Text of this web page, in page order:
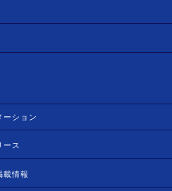
ーション
ース
載情報